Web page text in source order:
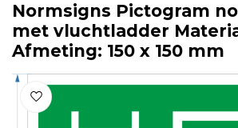
Normsigns Pictogram
met vluchtladder
Afmeting: 150 x 150 mm